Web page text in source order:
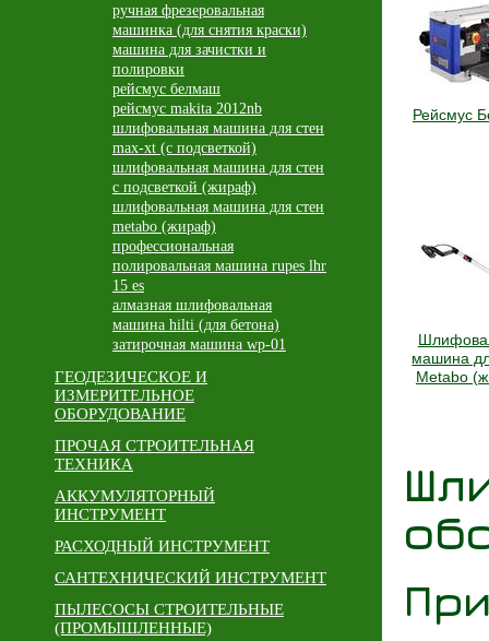
ручная фрезеровальная
машинка (для снятия краски)
машина для зачистки и
полировки
рейсмус белмаш
рейсмус makita 2012nb
шлифовальная машина для стен
max-xt (с подсветкой)
шлифовальная машина для стен
с подсветкой (жираф)
шлифовальная машина для стен
metabo (жираф)
профессиональная
полировальная машина rupes lhr
15 es
алмазная шлифовальная
машина hilti (для бетона)
затирочная машина wp-01
ГЕОДЕЗИЧЕСКОЕ И
ИЗМЕРИТЕЛЬНОЕ
ОБОРУДОВАНИЕ
ПРОЧАЯ СТРОИТЕЛЬНАЯ
ТЕХНИКА
АККУМУЛЯТОРНЫЙ
ИНСТРУМЕНТ
РАСХОДНЫЙ ИНСТРУМЕНТ
САНТЕХНИЧЕСКИЙ ИНСТРУМЕНТ
ПЫЛЕСОСЫ СТРОИТЕЛЬНЫЕ
(ПРОМЫШЛЕННЫЕ)
Рейсмус
машина
Metabo